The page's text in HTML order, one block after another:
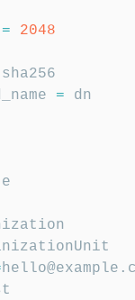
=
2048
sha256
= dn